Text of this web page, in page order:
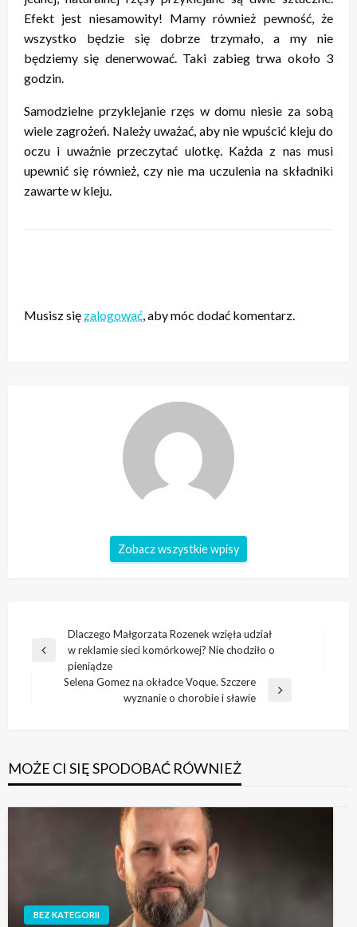
Efekt jest niesamowity! Mamy również pewność, że
wszystko będzie się dobrze trzymało, a my nie
będziemy się denerwować. Taki zabieg trwa około 3
godzin.
Samodzielne przyklejanie rzęs w domu niesie za sobą
wiele zagrożeń. Należy uważać, aby nie wpuścić kleju do
oczu i uważnie przeczytać ulotkę. Każda z nas musi
upewnić się również, czy nie ma uczulenia na składniki
zawarte w kleju.
Musisz się zalogować , aby móc dodać komentarz.
Zobacz wszystkie wpisy
Nawigacja
wpisu
Poprzedni
Dlaczego Małgorzata Rozenek wzięła udział
w reklamie sieci komórkowej? Nie chodziło o
pieniądze
Selena Gomez na okładce Voque. Szczere
wyznanie o chorobie i sławie
MOŻE CI SIĘ SPODOBAĆ RÓWNIEŻ
BEZ KATEGORII